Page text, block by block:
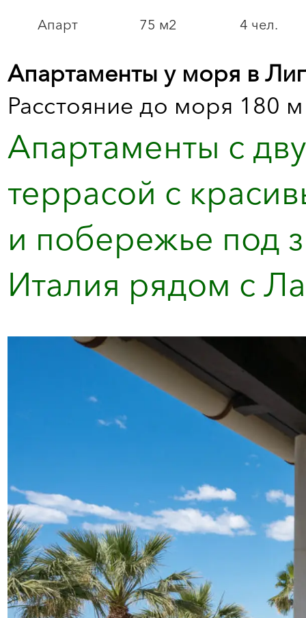
Апарт 75 м2 4 чел.
Апартаменты у моря в
Расстояние до моря 180 м
Апартаменты с
террасой с
и побережье под
Италия рядом с